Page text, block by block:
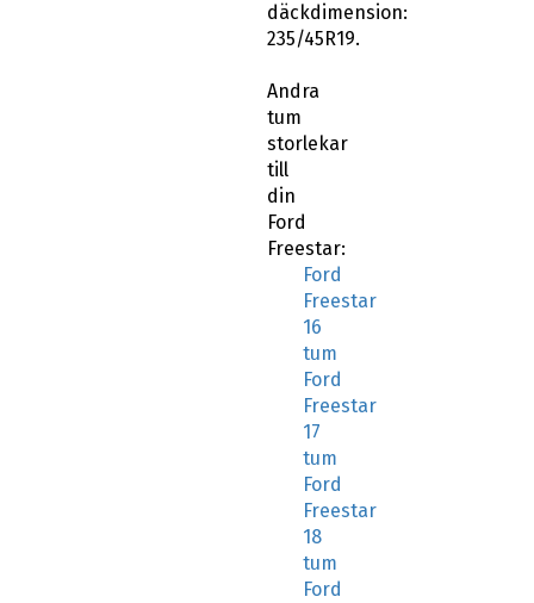
däckdimension:
235/45R19.
Andra
tum
storlekar
till
din
Ford
Freestar:
Ford
Freestar
16
tum
Ford
Freestar
17
tum
Ford
Freestar
18
tum
Ford